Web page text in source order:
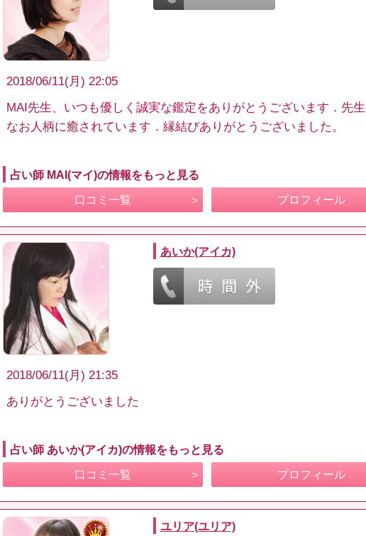
2018/06/11(月) 22:05
MAI先生、いつも優しく誠実な鑑定をありがとうございます．先
なお人柄に癒されています．縁結びありがとうございました。
占い師 MAI(マイ)の情報をもっと見る
口コミ一覧 プロフィール
あいか(アイカ)
2018/06/11(月) 21:35
ありがとうございました
占い師 あいか(アイカ)の情報をもっと見る
口コミ一覧 プロフィール
ユリア(ユリア)